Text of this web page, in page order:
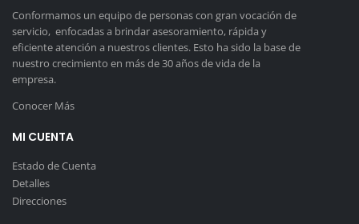
Conformamos un equipo de personas con gran vocación de
servicio, enfocadas a brindar asesoramiento, rápida y
eficiente atención a nuestros clientes. Esto ha sido la base de
nuestro crecimiento en más de 30 años de vida de la
empresa.
Conocer Más
MI CUENTA
Estado de Cuenta
Detalles
Direcciones